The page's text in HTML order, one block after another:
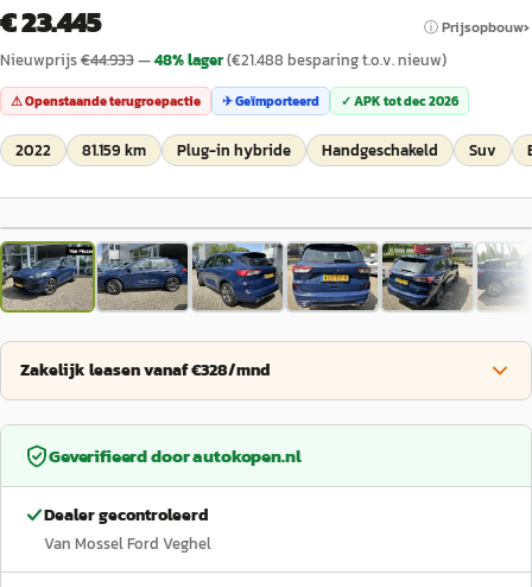
€ 23.445 ⓘ Prijsopbouw
Nieuwprijs€44.933—48% lager(€21.488 besparing t.o.v. nieuw)
⚠ Openstaande terugroepactie ✈ Geïmporteerd ✓ APK totdec 2026
2022 81.159 km Plug-in hybride Handgeschakeld Suv
1/20
Zakelijk leasen vanaf €328/mnd
Geverifieerd doorautokopen.nl
Dealer gecontroleerd
Van Mossel Ford Veghel